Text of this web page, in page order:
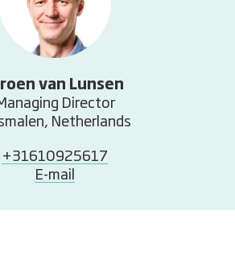
van Lunsen
Director
Netherlands
+31610925617
E-mail